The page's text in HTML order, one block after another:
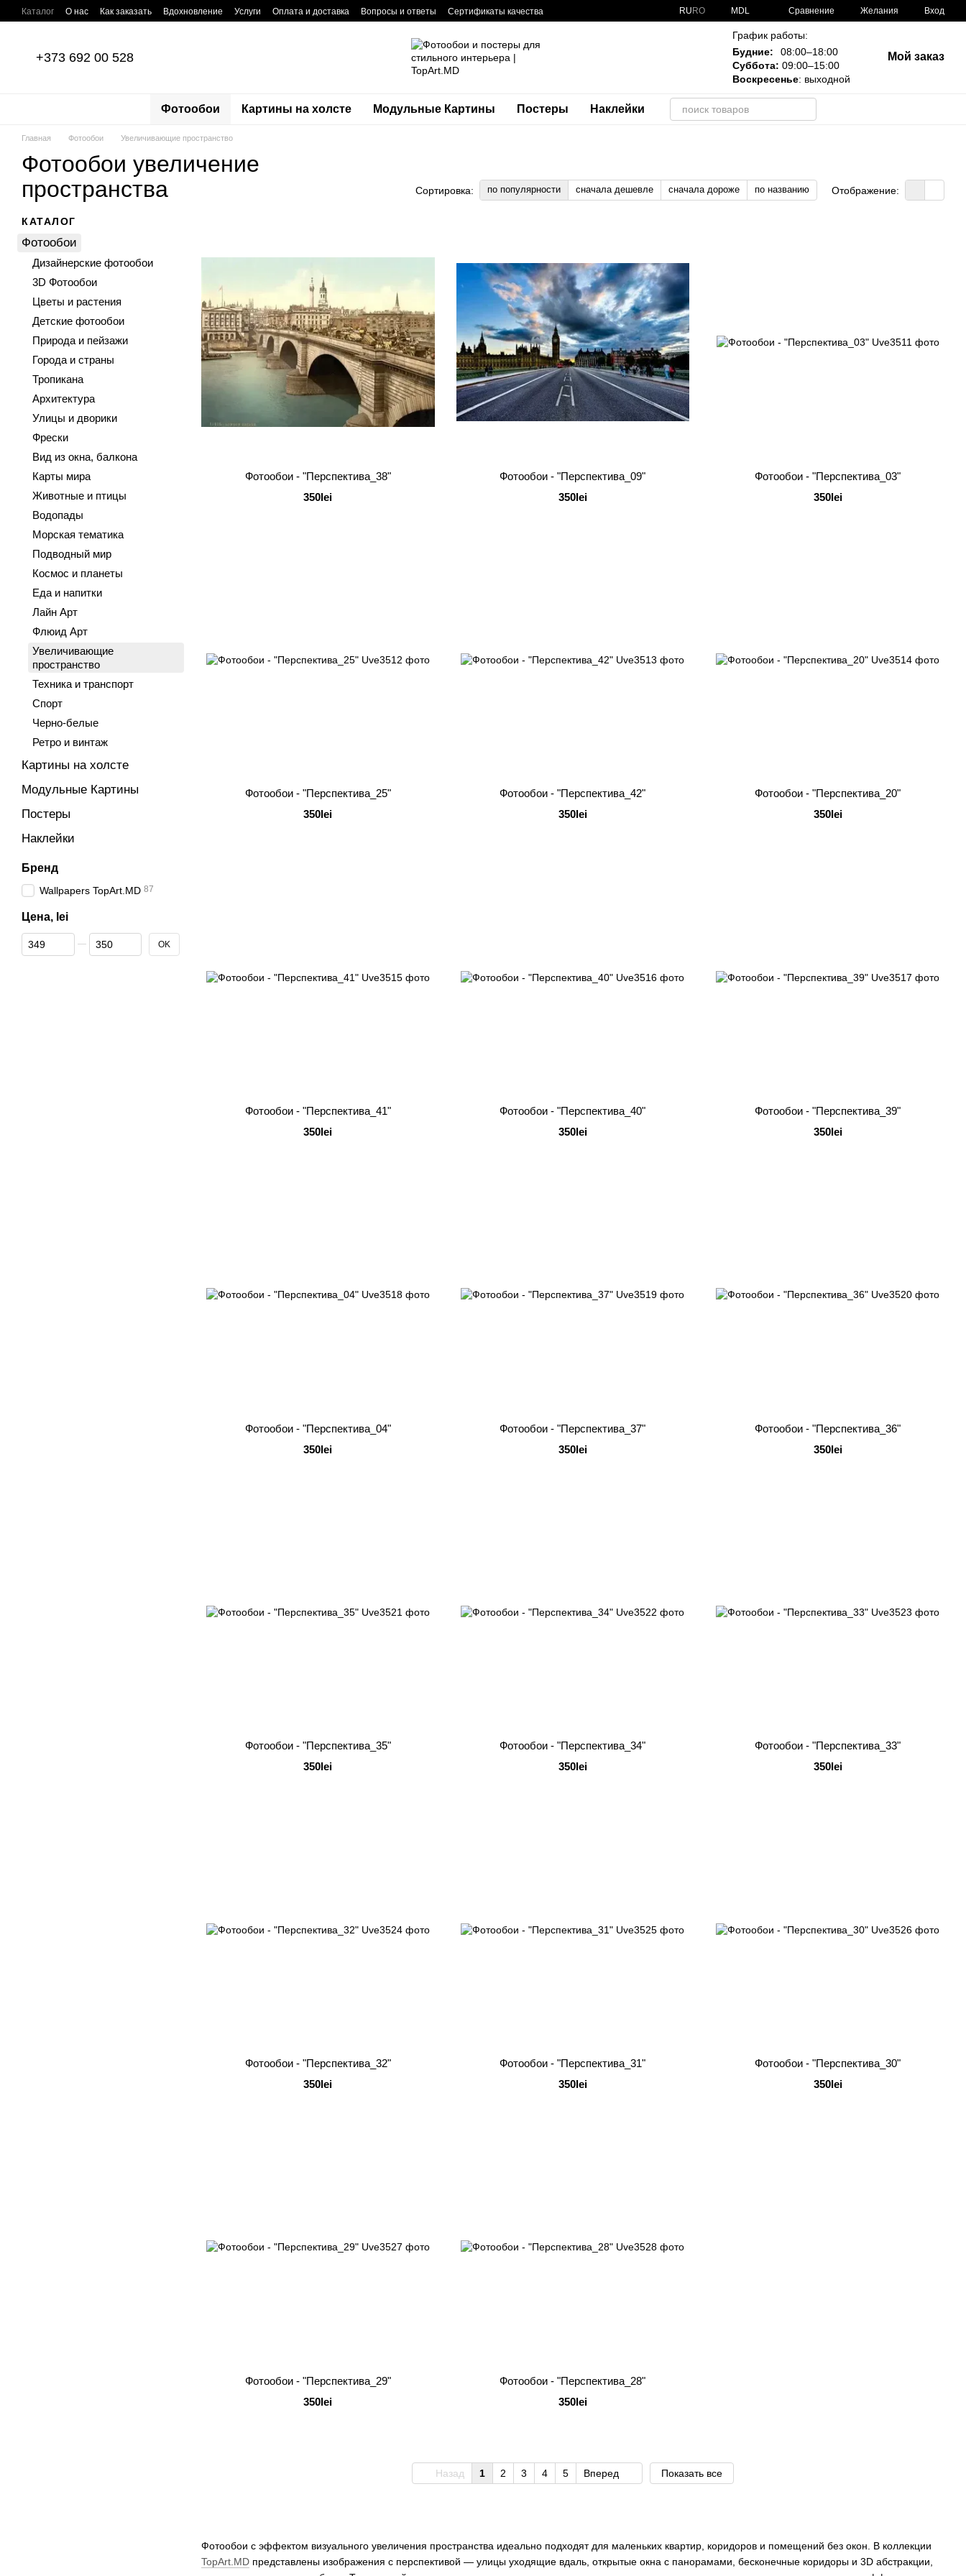
Перейти к основному контенту
Каталог О нас Как заказать Вдохновление Услуги Оплата и доставка Вопросы и ответы
Сертификаты качества
RU RO MDL Сравнение Желания Вход
+373 692 00 528
График работы:
Будние:
08:00–18:00
Суббота: 09:00–15:00
Воскресенье: выходной
Мой заказ
Фотообои Картины на холсте Модульные Картины Постеры Наклейки
Главная Фотообои Увеличивающие пространство
Фотообои увеличение
пространства
Сортировка: по популярности сначала дешевле сначала дороже по названию Отображение:
Фотообои с эффектом визуального увеличения пространства идеально подходят для маленьких квартир, коридоров и помещений без окон. В коллекции
TopArt.MD представлены изображения с перспективой — улицы уходящие вдаль, открытые окна с панорамами, бесконечные коридоры и 3D абстракции,
Фотообои - "Перспектива_38"
350lei
Фотообои - "Перспектива_09"
350lei
Фотообои - "Перспектива_03"
350lei
Фотообои - "Перспектива_25"
350lei
Фотообои - "Перспектива_42"
350lei
Фотообои - "Перспектива_20"
350lei
Фотообои - "Перспектива_41"
350lei
Фотообои - "Перспектива_40"
350lei
Фотообои - "Перспектива_39"
350lei
Фотообои - "Перспектива_04"
350lei
Фотообои - "Перспектива_37"
350lei
Фотообои - "Перспектива_36"
350lei
Фотообои - "Перспектива_35"
350lei
Фотообои - "Перспектива_34"
350lei
Фотообои - "Перспектива_33"
350lei
Фотообои - "Перспектива_32"
350lei
Фотообои - "Перспектива_31"
350lei
Фотообои - "Перспектива_30"
350lei
Фотообои - "Перспектива_29"
350lei
Фотообои - "Перспектива_28"
350lei
Назад 1 2 3 4 5 Вперед Показать все
КАТАЛОГ
Фотообои
Дизайнерские фотообои
3D Фотообои
Цветы и растения
Детские фотообои
Природа и пейзажи
Города и страны
Тропикана
Архитектура
Улицы и дворики
Фрески
Вид из окна, балкона
Карты мира
Животные и птицы
Водопады
Морская тематика
Подводный мир
Космос и планеты
Еда и напитки
Лайн Арт
Флюид Арт
Увеличивающие
пространство
Техника и транспорт
Спорт
Черно-белые
Ретро и винтаж
Картины на холсте
Модульные Картины
Постеры
Наклейки
Бренд
Wallpapers TopArt.MD 87
Цена, lei
От Цена, lei
До Цена, lei OK